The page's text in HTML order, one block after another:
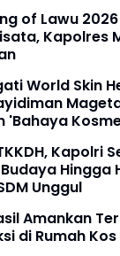
of Lawu
Kapolres
World Skin
'Bahaya
Kapolri
Hingga
Unggul
Amankan
di Rumah